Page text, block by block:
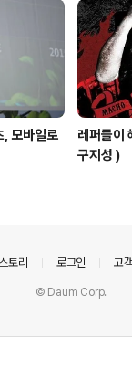
, 모바일로
레퍼들이
구지성 )
토리 로그인 고
© Daum Corp.